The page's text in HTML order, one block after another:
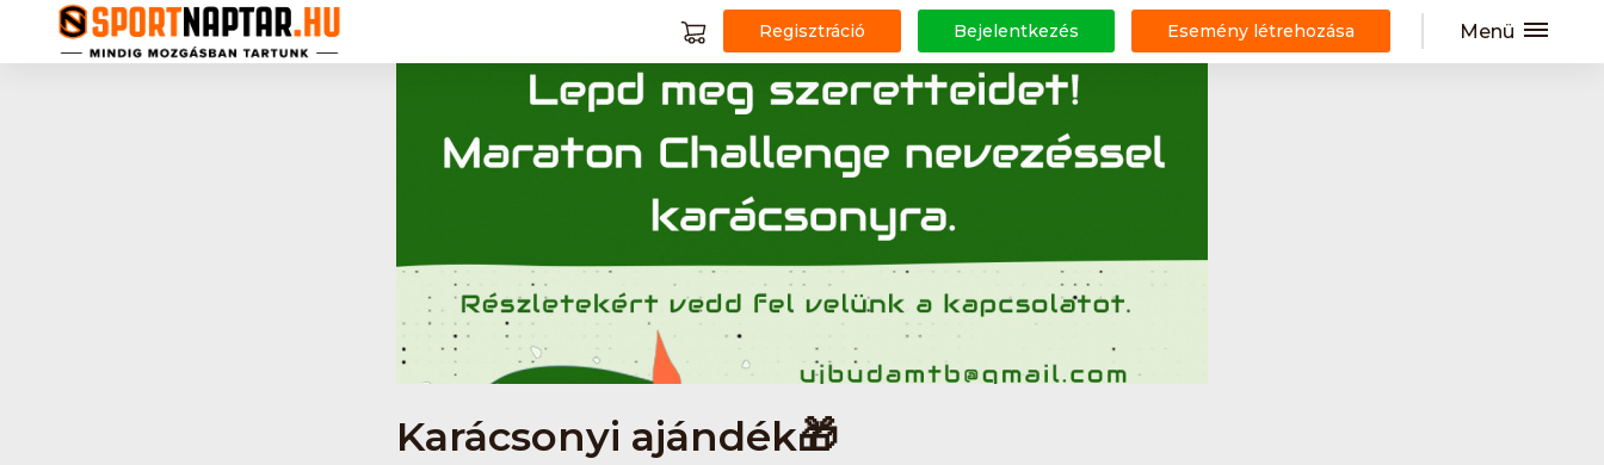
Regisztráció Bejelentkezés Esemény létrehozása Menü
Karácsonyi ajándék🎁